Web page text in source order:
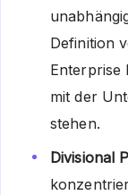
Definition
Enterprise
mit der
stehen.
Divisional